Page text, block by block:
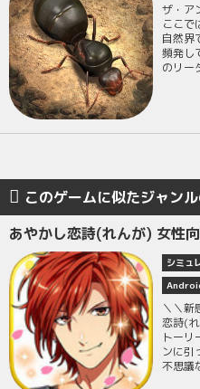
ザ・ア
ここで
自然界
頻発し
のリー
このゲームに似たジャン
あやかし恋詩(れんが) 女性
シミュ
＼＼新
恋詩(
トーリ
ンに引
不思議